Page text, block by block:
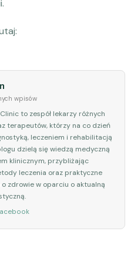
wpisów
to zespół lekarzy różnych
terapeutów, którzy na co dzień
leczeniem i rehabilitacją
dzielą się wiedzą medyczną
klinicznym, przybliżając
leczenia oraz praktyczne
zdrowie w oparciu o aktualną